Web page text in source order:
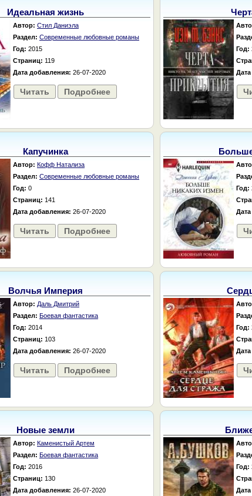
Идеальная жизнь
Автор: Стил Даниэла
Раздел: Современные любовные романы
Год: 2015
Страниц: 119
Дата добавления: 26-07-2020
Читать Подробнее
Год:
Капучинка
Автор: Кофф Натализа
Раздел: Современные любовные романы
Год: 0
Страниц: 141
Дата добавления: 26-07-2020
Читать Подробнее
Год:
Волчья Империя
Автор: Даль Дмитрий
Раздел: Боевая фантастика
Год: 2014
Страниц: 103
Дата добавления: 26-07-2020
Читать Подробнее
Год:
Новые земли
Автор: Каменистый Артем
Раздел: Боевая фантастика
Год: 2016
Страниц: 130
Дата добавления: 26-07-2020
Год: